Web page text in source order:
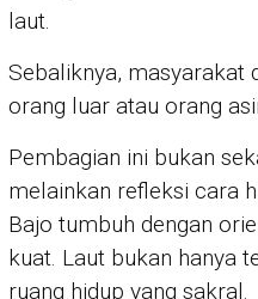
laut.
Sebaliknya, masyarakat
orang luar atau orang
Pembagian ini bukan
melainkan refleksi cara
Bajo tumbuh dengan
kuat. Laut bukan hanya
ruang hidup yang sakral.